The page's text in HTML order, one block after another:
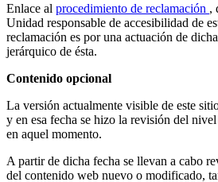
Enlace al procedimiento de reclamación ,
Unidad responsable de accesibilidad de
reclamación es por una actuación de
jerárquico de ésta.
Contenido opcional
La versión actualmente visible de este
y en esa fecha se hizo la revisión del
en aquel momento.
A partir de dicha fecha se llevan a cabo
del contenido web nuevo o modificado,